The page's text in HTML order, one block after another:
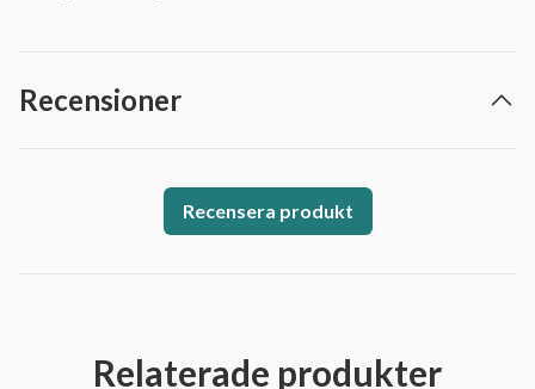
Recensioner
Recensera produkt
Relaterade produkter